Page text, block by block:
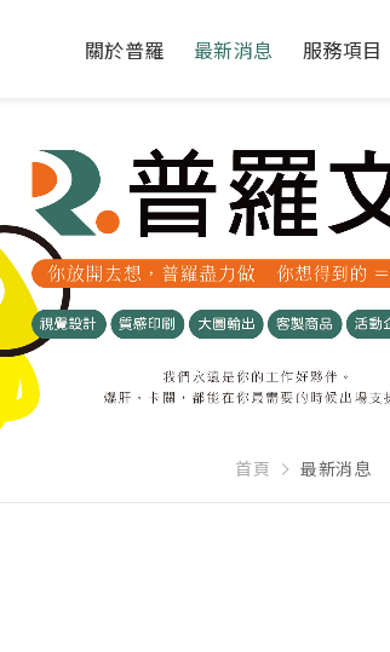
關於普羅 最新消息 服務項目
首頁 最新消息